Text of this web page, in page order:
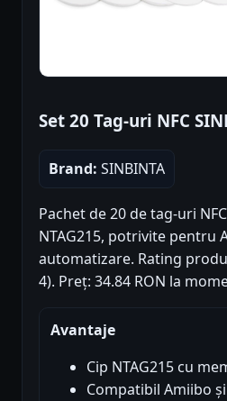
Set 20 Tag-uri NFC
Brand: SINBINTA
Pachet de 20 de tag-uri
NTAG215, potrivite pentru
automatizare. Rating
4). Preț: 34.84 RON la
Avantaje
Cip NTAG215 cu
Compatibil Amiibo